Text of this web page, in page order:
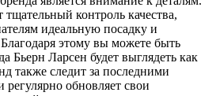
контроль качества,
идеальную посадку и
этому вы можете быть
Бьерн Ларсен будет выглядеть как
также следит за последними
обновляет свои